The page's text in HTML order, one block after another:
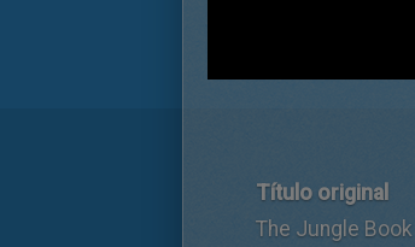
Título original
The Jungle Book